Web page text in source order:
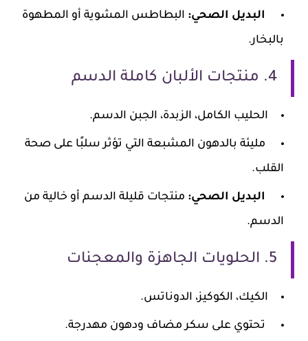
البديل الصحي: البطاطس المشوية أو المطهوة
بالبخار.
4. منتجات الألبان كاملة الدسم
الحليب الكامل، الزبدة، الجبن الدسم.
مليئة بالدهون المشبعة التي تؤثر سلبًا على صحة
القلب.
البديل الصحي: منتجات قليلة الدسم أو خالية من
الدسم.
5. الحلويات الجاهزة والمعجنات
الكيك، الكوكيز، الدوناتس.
تحتوي على سكر مضاف ودهون مهدرجة.